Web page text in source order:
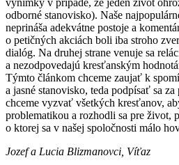
výnimky v prípade, že jeden život
odborné stanovisko). Naše
neprináša adekvátne postoje a
o petičných akciách boli iba stroho
dialóg. Na druhej strane venuje sa
a nezodpovedajú kresťanským
Týmto článkom chceme zaujať k
a jasné stanovisko, teda podpísať sa
chceme vyzvať všetkých kresťanov,
problematikou a rozhodli sa pre život,
o ktorej sa v našej spoločnosti málo
Jozef a Lucia Blizmanovci, Víťaz